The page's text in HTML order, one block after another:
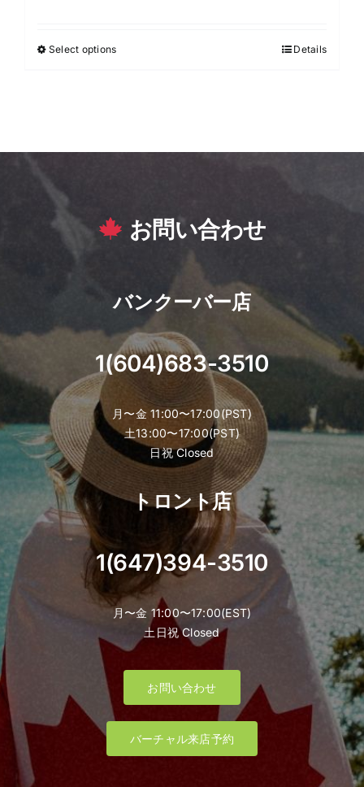
Select optionsThis
be
the
product
page
Details
お問い合わせ
バンクーバー店
1(604)683-3510
月〜金 11:00〜17:00(PST)
土13:00〜17:00(PST)
日祝 Closed
トロント店
1(647)394-3510
月〜金 11:00〜17:00(EST)
土日祝 Closed
お問い合わせ
バーチャル来店予約